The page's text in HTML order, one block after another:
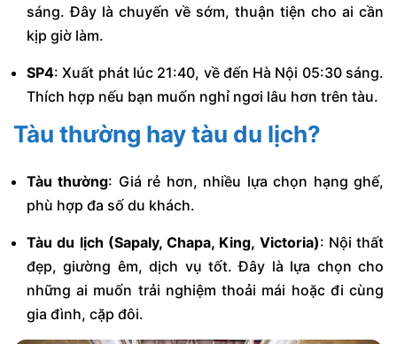
sáng. Đây là chuyến về sớm, thuận tiện cho ai cần
kịp giờ làm.
SP4: Xuất phát lúc 21:40, về đến Hà Nội 05:30 sáng.
Thích hợp nếu bạn muốn nghỉ ngơi lâu hơn trên tàu.
Tàu thường hay tàu du lịch?
Tàu thường: Giá rẻ hơn, nhiều lựa chọn hạng ghế,
phù hợp đa số du khách.
Tàu du lịch (Sapaly, Chapa, King, Victoria): Nội thất
đẹp, giường êm, dịch vụ tốt. Đây là lựa chọn cho
những ai muốn trải nghiệm thoải mái hoặc đi cùng
gia đình, cặp đôi.